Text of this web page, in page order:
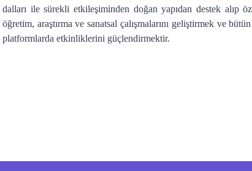
dalları ile sürekli etkileşiminden doğan yapıdan destek alıp
öğretim, araştırma ve sanatsal çalışmalarını geliştirmek ve
platformlarda etkinliklerini güçlendirmektir.